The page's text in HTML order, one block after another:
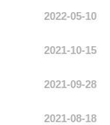
2022-05-10
2021-10-15
2021-09-28
2021-08-18